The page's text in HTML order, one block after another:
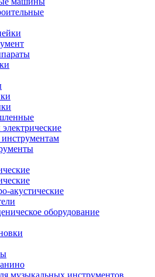
акустические
оборудование
музыкальных инструментов